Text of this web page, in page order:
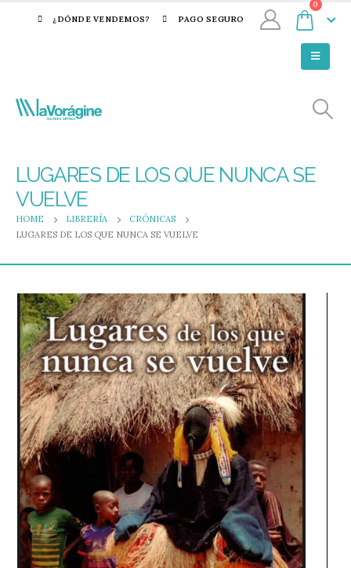
¿DÓNDE VENDEMOS? PAGO SEGURO
0
LUGARES DE LOS QUE NUNCA SE
VUELVE
HOME LIBRERÍA
CRÓNICAS
LUGARES DE LOS QUE NUNCA SE VUELVE